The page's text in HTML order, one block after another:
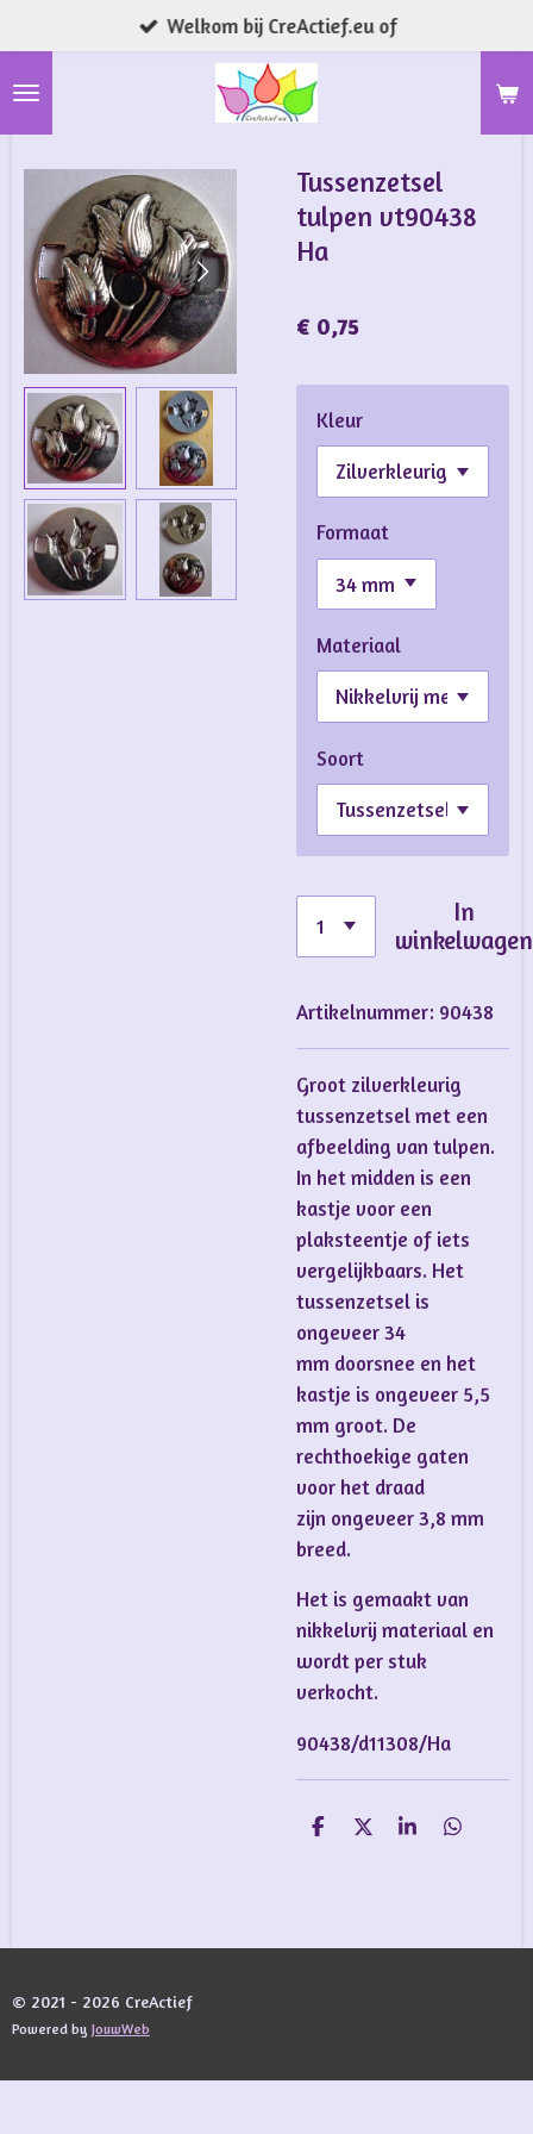
direct
naar
Welkom bij CreActief.eu of
Tussenzetsel
tulpen vt90438
Ha
€ 0,75
Kleur
Formaat
Materiaal
Soort
In
winkelwagen
Artikelnummer: 90438
Groot zilverkleurig
tussenzetsel met een
afbeelding van tulpen.
In het midden is een
kastje voor een
plaksteentje of iets
vergelijkbaars. Het
tussenzetsel is
ongeveer 34
mm doorsnee en het
kastje is ongeveer 5,5
mm groot. De
rechthoekige gaten
voor het draad
zijn ongeveer 3,8 mm
breed.
Het is gemaakt van
nikkelvrij materiaal en
wordt per stuk
verkocht.
90438/d11308/Ha
D
D
S
D
© 2021 - 2026 CreActief
Powered by JouwWeb